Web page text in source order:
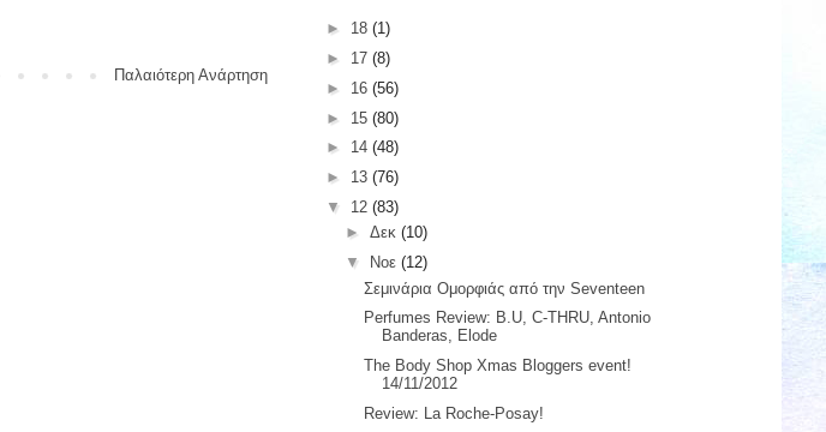
Παλαιότερη Ανάρτηση
► 18 (1)
► 17 (8)
► 16 (56)
► 15 (80)
► 14 (48)
► 13 (76)
▼ 12 (83)
► Δεκ (10)
▼
Νοε (12)
Σεμινάρια Ομορφιάς από την Seventeen
Perfumes Review: B.U, C-THRU, Antonio
Banderas, Elode
The Body Shop Xmas Bloggers event!
14/11/2012
Review: La Roche-Posay!